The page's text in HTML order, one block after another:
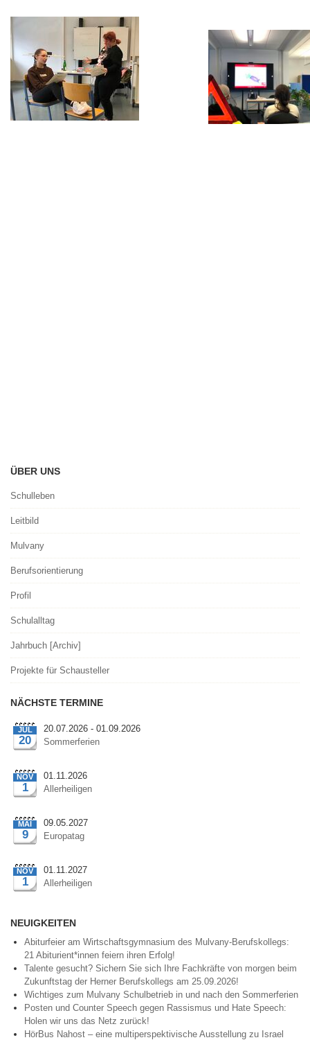
ÜBER UNS
Schulleben
Leitbild
Mulvany
Berufsorientierung
Profil
Schulalltag
Jahrbuch [Archiv]
Projekte für Schausteller
NÄCHSTE TERMINE
JUL
20
20.07.2026 - 01.09.2026
Sommerferien
NOV
1
01.11.2026
Allerheiligen
MAI
9
09.05.2027
Europatag
NOV
1
01.11.2027
Allerheiligen
NEUIGKEITEN
Abiturfeier am Wirtschaftsgymnasium des Mulvany-Berufskollegs:
21 Abiturient*innen feiern ihren Erfolg!
Talente gesucht? Sichern Sie sich Ihre Fachkräfte von morgen beim
Zukunftstag der Herner Berufskollegs am 25.09.2026!
Wichtiges zum Mulvany Schulbetrieb in und nach den Sommerferien
Posten und Counter Speech gegen Rassismus und Hate Speech:
Holen wir uns das Netz zurück!
HörBus Nahost – eine multiperspektivische Ausstellung zu Israel